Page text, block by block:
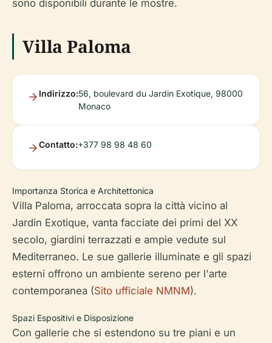
sono disponibili durante le mostre.
Villa Paloma
Indirizzo:56, boulevard du Jardin Exotique, 98000
Monaco
Contatto:+377 98 98 48 60
Importanza Storica e Architettonica
Villa Paloma, arroccata sopra la città vicino al
Jardin Exotique, vanta facciate dei primi del XX
secolo, giardini terrazzati e ampie vedute sul
Mediterraneo. Le sue gallerie illuminate e gli spazi
esterni offrono un ambiente sereno per l'arte
contemporanea (Sito ufficiale NMNM).
Spazi Espositivi e Disposizione
Con gallerie che si estendono su tre piani e un